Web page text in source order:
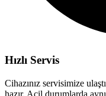
Hızlı Servis
Cihazınız servisimize